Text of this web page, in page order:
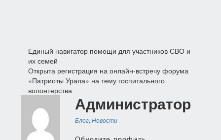
Навигация
по
записям
Единый навигатор помощи для участников СВО и
их семей
Открыта регистрация на онлайн-встречу форума
«Патриоты Урала» на тему госпитального
волонтерства
Администратор
Блог, Новости